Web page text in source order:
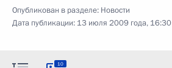
Опубликован в разделе: Новости
Дата публикации: 13 июля 2009 года, 16:30
10